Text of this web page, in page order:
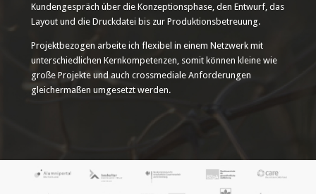
Kundengespräch über die Konzeptionsphase, den Entwurf, das
Layout und die Druckdatei bis zur Produktionsbetreuung.
Projektbezogen arbeite ich flexibel in einem Netzwerk mit
unterschiedlichen Kernkompetenzen, somit können kleine wie
große Projekte und auch crossmediale Anforderungen
gleichermaßen umgesetzt werden.